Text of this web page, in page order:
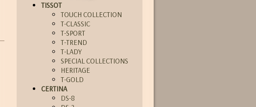
TISSOT
TOUCH COLLECTION
T-CLASSIC
T-SPORT
T-TREND
T-LADY
SPECIAL COLLECTIONS
HERITAGE
T-GOLD
CERTINA
DS-8